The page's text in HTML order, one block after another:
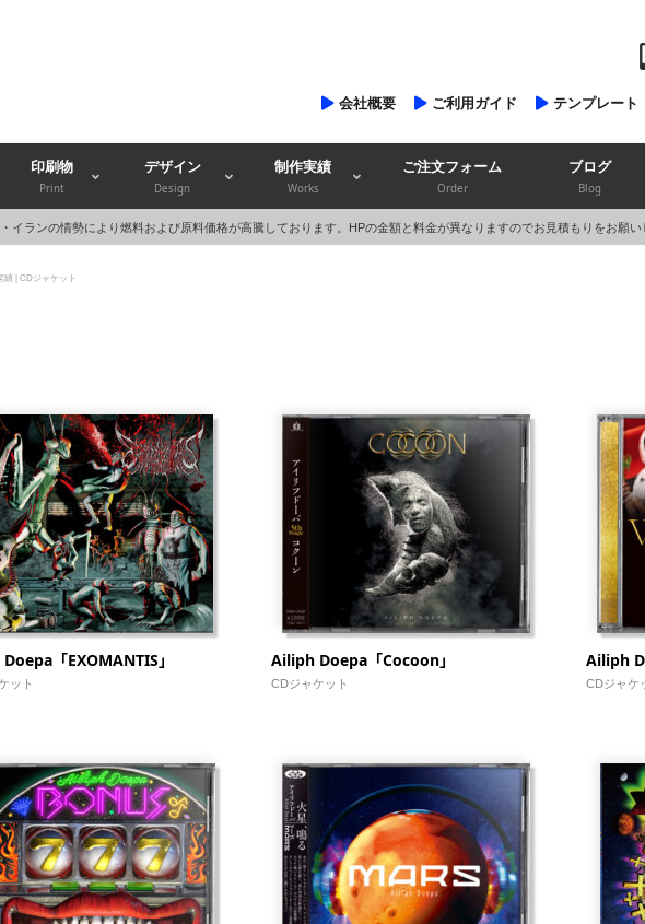
会社概要 ご利用ガイド テンプレート
印刷物
Print
デザイン
Design
制作実績
Works
ご注文フォーム
Order
ブログ
Blog
イランの情勢により燃料および原料価格が高騰しております。HPの金額と料金が異なりますのでお見積もりをお願い
績 | CDジャケット
「EXOMANTIS」
ット
Ailiph Doepa「Cocoon」
CDジャケット
Ailiph
CDジャケ